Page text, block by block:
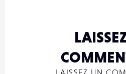
LAISSEZ UN